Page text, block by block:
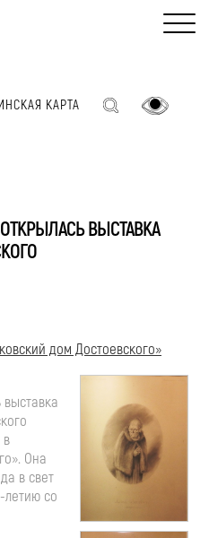
КАРТА
ВЫСТАВКА
дом Достоевского»
Она
в свет
летию со